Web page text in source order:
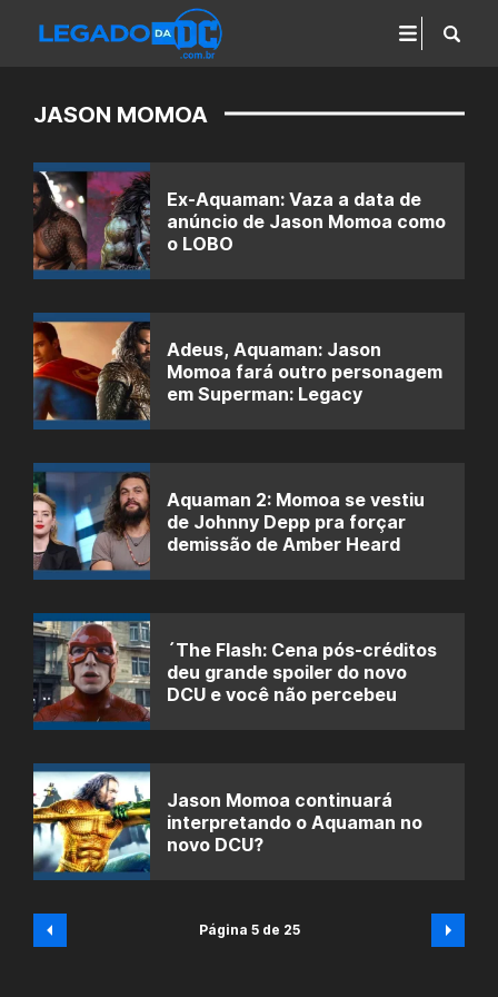
JASON MOMOA
Ex-Aquaman: Vaza a data de
anúncio de Jason Momoa como
o LOBO
Adeus, Aquaman: Jason
Momoa fará outro personagem
em Superman: Legacy
Aquaman 2: Momoa se vestiu
de Johnny Depp pra forçar
demissão de Amber Heard
´The Flash: Cena pós-créditos
deu grande spoiler do novo
DCU e você não percebeu
Jason Momoa continuará
interpretando o Aquaman no
novo DCU?
Página 5 de 25